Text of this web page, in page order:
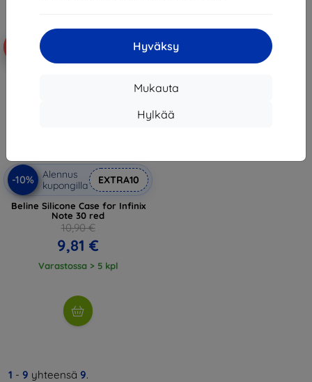
Hyväksy
Mukauta
Hylkää
-10%
Alennus
kupongilla
EXTRA10
Beline Silicone Case for Infinix
Note 30 red
10,90 €
9,81 €
Varastossa > 5 kpl
1 - 9 yhteensä 9.